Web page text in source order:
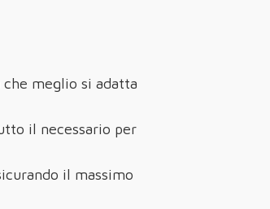
meglio si adatta
il necessario per
il massimo